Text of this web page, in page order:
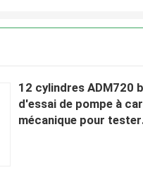
12 cylindres ADM720
d'essai de pompe à
mécanique pour tester